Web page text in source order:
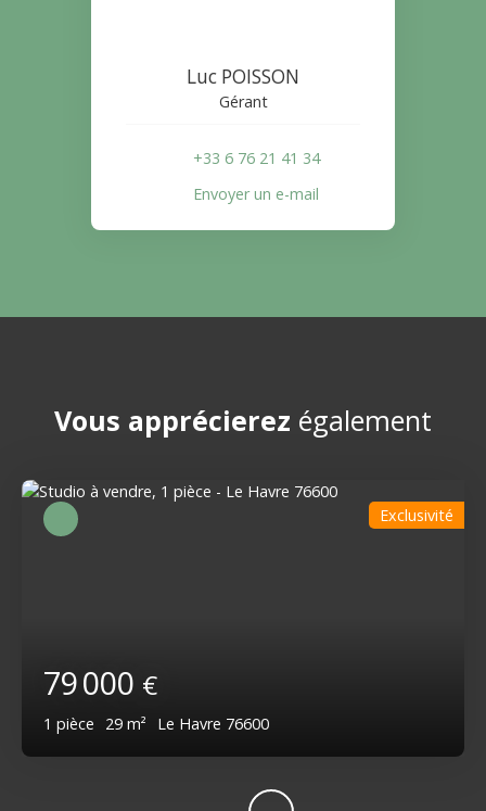
Luc POISSON
Gérant
+33 6 76 21 41 34
Envoyer un e-mail
Vous apprécierez également
79 000 €
1 pièce 29 m² Le Havre 76600
Exclusivité